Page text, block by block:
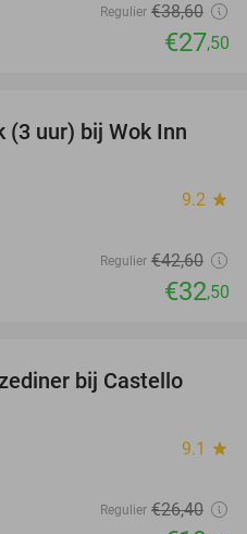
Regulier €38,60
€27,50
24%
(3 uur) bij Wok Inn
9.2 star
Regulier €42,60
€32,50
24%
bij Castello
9.1 star
Regulier €26,40